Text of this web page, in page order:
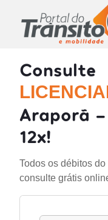
Consulte
Araporã -
12x!
Todos os débitos
consulte grátis